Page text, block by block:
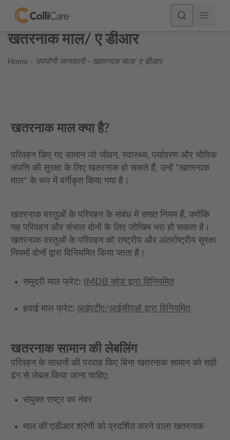
खतरनाक माल/ ए डीआर
Home - उपयोगी जानकारी - खतरनाक माल/ ए डीआर
खतरनाक माल क्या है?
परिवहन किए गए सामान जो जीवन, स्वास्थ्य, पर्यावरण और भौतिक
संपत्ति की सुरक्षा के लिए खतरनाक हो सकते हैं, उन्हें "खतरनाक
माल" के रूप में वर्गीकृत किया गया है।
खतरनाक वस्तुओं के परिवहन के संबंध में सख्त नियम हैं, क्योंकि
यह परिवहन और संभाल दोनों के लिए जोखिम भरा हो सकता है।
खतरनाक वस्तुओं के परिवहन को राष्ट्रीय और अंतर्राष्ट्रीय सुरक्षा
नियमों दोनों द्वारा विनियमित किया जाता है।
समुद्री माल फ्रेट: IMDB कोड द्वारा विनियमित
हवाई माल फ्रेट: आईएटीए/आईसीएओ द्वारा विनियमित
खतरनाक सामान की लेबलिंग
परिवहन के साधनों की परवाह किए बिना खतरनाक सामान को सही
ढंग से लेबल किया जाना चाहिए:
संयुक्त राष्ट्र का नंबर
माल की एडीआर श्रेणी को प्रदर्शित करने वाला खतरनाक